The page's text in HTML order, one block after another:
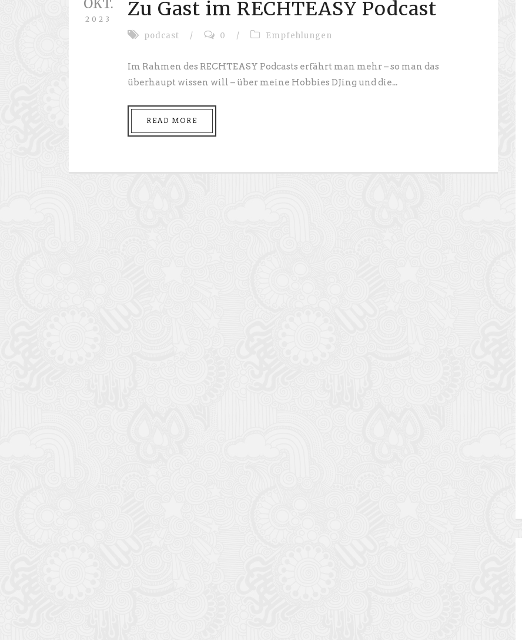
OKT.
2023 Zu Gast im RECHTEASY Podcast
podcast / 0 / Empfehlungen
Im Rahmen des RECHTEASY Podcasts erfährt man mehr – so man das
überhaupt wissen will – über meine Hobbies DJing und die...
READ MORE